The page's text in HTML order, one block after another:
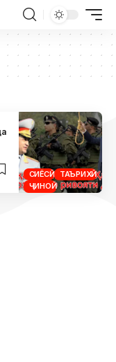
СИЁСӢ
ТАЪРИХӢ
ҶИНОӢ